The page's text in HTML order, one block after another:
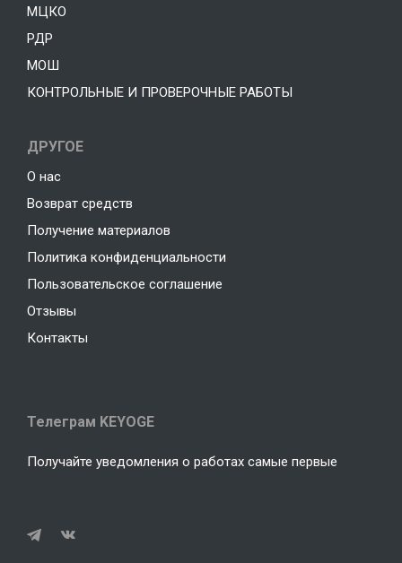
МЦКО
РДР
МОШ
КОНТРОЛЬНЫЕ И ПРОВЕРОЧНЫЕ РАБОТЫ
ДРУГОЕ
О нас
Возврат средств
Получение материалов
Политика конфиденциальности
Пользовательское соглашение
Отзывы
Контакты
Телеграм KEYOGE
Получайте уведомления о работах самые первые